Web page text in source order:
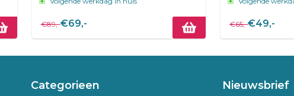
€89,-€69,- €65,-€49,-
Categorieen Nieuwsbrief